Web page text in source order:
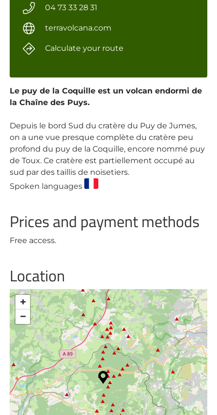
Le puy de la Coquille est un volcan endormi de
la Chaîne des Puys.
Depuis le bord Sud du cratère du Puy de Jumes,
on a une vue presque complète du cratère peu
profond du puy de la Coquille, encore nommé puy
de Toux. Ce cratère est partiellement occupé au
sud par des taillis de noisetiers.
Spoken languages
Prices and payment methods
Free access.
Location
+
−
04 73 33 28 31
terravolcana.com
Calculate your route